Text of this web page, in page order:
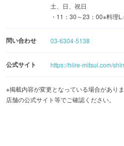
土、日、祝日
・11：30～23：00※料理
問い合わせ 03-6304-5138
公式サイト https://hiire-mitsui.com/
※掲載内容が変更となっている場合があり
店舗の公式サイト等でご確認ください。